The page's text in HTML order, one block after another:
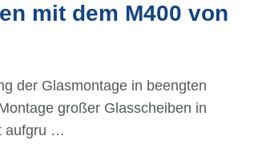
mit dem M400 von
der Glasmontage in beengten
großer Glasscheiben in
aufgru …